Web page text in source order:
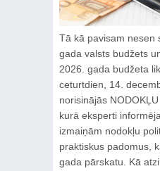
Tā kā pavisam nesen
gada valsts budžets
2026. gada budžeta
ceturtdien, 14.
norisinājās
kurā eksperti
izmaiņām nodokļu
praktiskus padomus,
gada pārskatu. Kā